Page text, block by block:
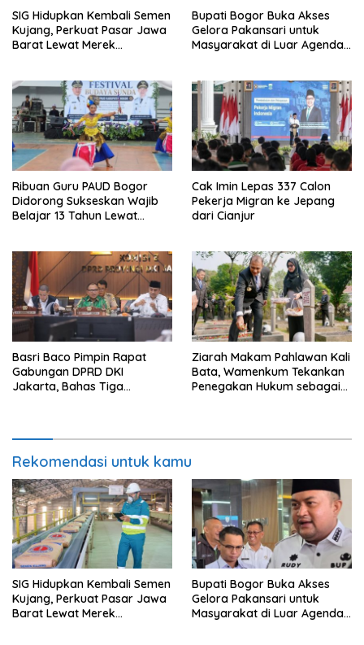
SIG Hidupkan Kembali Semen
Kujang, Perkuat Pasar Jawa
Barat Lewat Merek
Bupati Bogor Buka Akses
Gelora Pakansari untuk
Masyarakat di Luar Agenda
Ribuan Guru PAUD Bogor
Didorong Sukseskan Wajib
Belajar 13 Tahun Lewat
Cak Imin Lepas 337 Calon
Pekerja Migran ke Jepang
dari Cianjur
Basri Baco Pimpin Rapat
Gabungan DPRD DKI
Jakarta, Bahas Tiga
Ziarah Makam Pahlawan Kali
Bata, Wamenkum Tekankan
Penegakan Hukum sebagai
Rekomendasi untuk kamu
SIG Hidupkan Kembali Semen
Kujang, Perkuat Pasar Jawa
Barat Lewat Merek
Bupati Bogor Buka Akses
Gelora Pakansari untuk
Masyarakat di Luar Agenda